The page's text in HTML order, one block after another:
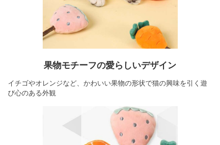
果物モチーフの愛らしいデザイン
イチゴやオレンジなど、かわいい果物の形状で猫の興味を引く遊
び心のある外観